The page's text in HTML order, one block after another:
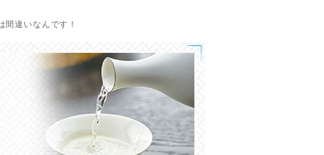
違いなんです！